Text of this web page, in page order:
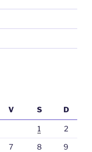
V S D
1 2
7 8 9